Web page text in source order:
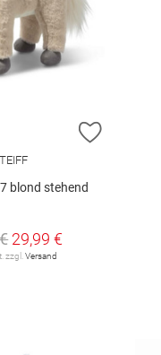
blond stehend
29,99 €
zzgl.Versand